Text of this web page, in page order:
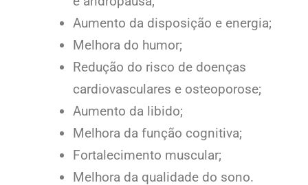
Aumento da disposição e energia;
Melhora do humor;
Redução do risco de doenças
cardiovasculares e osteoporose;
Aumento da libido;
Melhora da função cognitiva;
Fortalecimento muscular;
Melhora da qualidade do sono.